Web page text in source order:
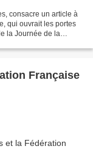
consacre un article à
qui ouvrait les portes
la Journée de la
Française